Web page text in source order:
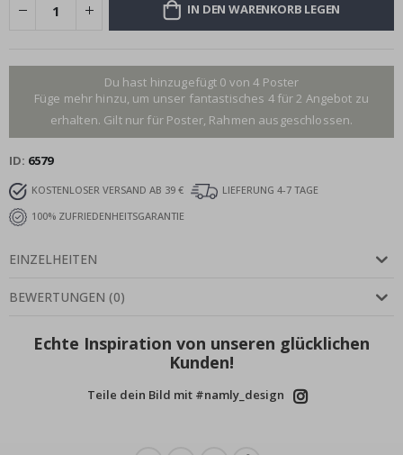
IN DEN WARENKORB LEGEN
Du hast hinzugefügt 0 von 4 Poster
Füge mehr hinzu, um unser fantastisches 4 für 2 Angebot zu
erhalten. Gilt nur für Poster, Rahmen ausgeschlossen.
ID 6579
KOSTENLOSER VERSAND AB 39 €
LIEFERUNG 4-7 TAGE
100% ZUFRIEDENHEITSGARANTIE
EINZELHEITEN
BEWERTUNGEN (0)
Echte Inspiration von unseren glücklichen
Kunden!
Teile dein Bild mit #namly_design